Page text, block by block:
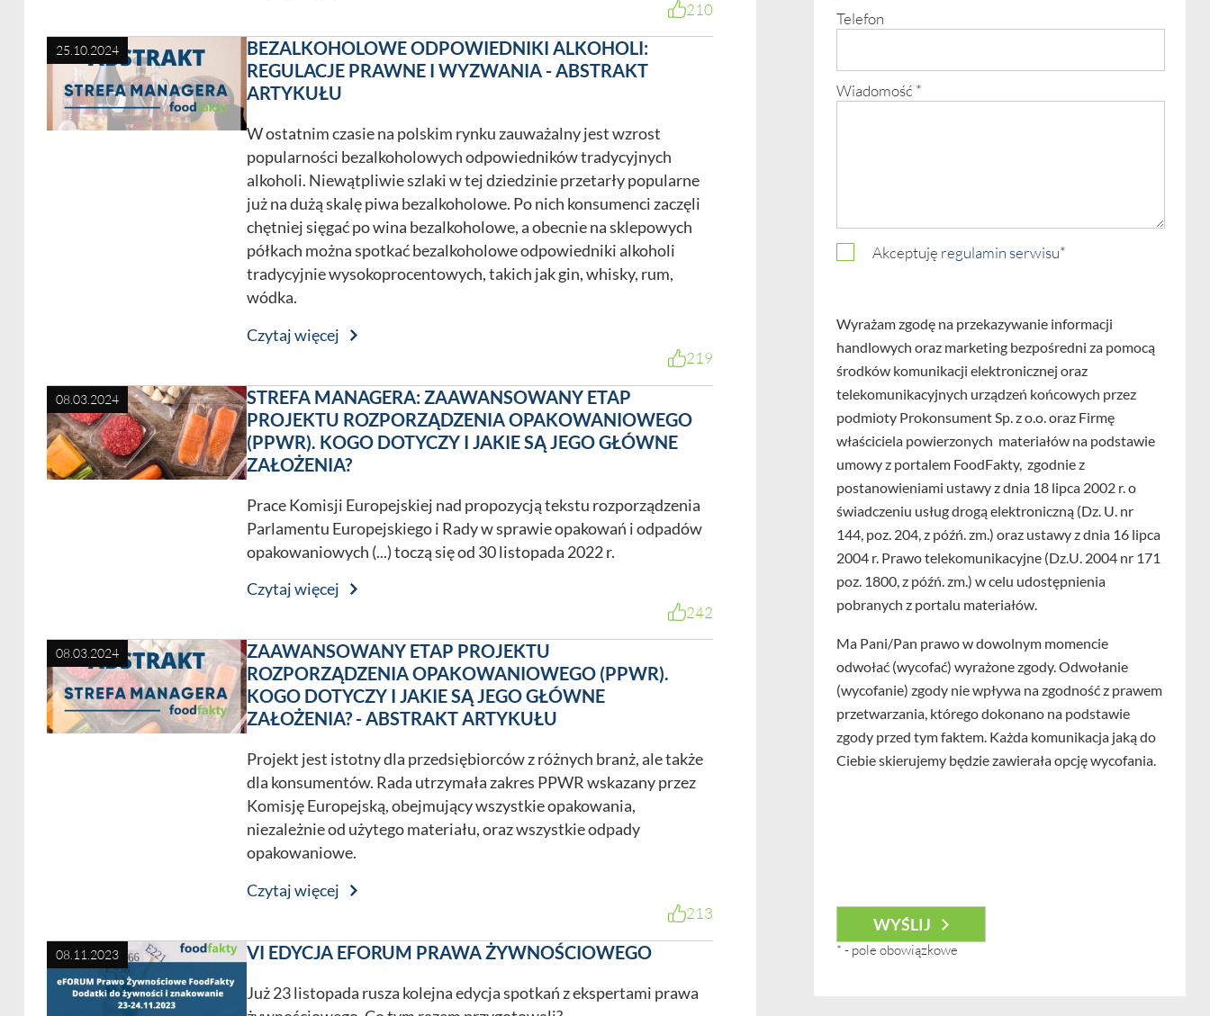
210
25.10.2024
BEZALKOHOLOWE ODPOWIEDNIKI ALKOHOLI:
REGULACJE PRAWNE I WYZWANIA - ABSTRAKT
ARTYKUŁU
W ostatnim czasie na polskim rynku zauważalny jest wzrost
popularności bezalkoholowych odpowiedników tradycyjnych
alkoholi. Niewątpliwie szlaki w tej dziedzinie przetarły popularne
już na dużą skalę piwa bezalkoholowe. Po nich konsumenci zaczęli
chętniej sięgać po wina bezalkoholowe, a obecnie na sklepowych
półkach można spotkać bezalkoholowe odpowiedniki alkoholi
tradycyjnie wysokoprocentowych, takich jak gin, whisky, rum,
wódka.
Czytaj więcej
219
08.03.2024
STREFA MANAGERA: ZAAWANSOWANY ETAP
PROJEKTU ROZPORZĄDZENIA OPAKOWANIOWEGO
(PPWR). KOGO DOTYCZY I JAKIE SĄ JEGO GŁÓWNE
ZAŁOŻENIA?
Prace Komisji Europejskiej nad propozycją tekstu rozporządzenia
Parlamentu Europejskiego i Rady w sprawie opakowań i odpadów
opakowaniowych (...) toczą się od 30 listopada 2022 r.
Czytaj więcej
242
08.03.2024
ZAAWANSOWANY ETAP PROJEKTU
ROZPORZĄDZENIA OPAKOWANIOWEGO (PPWR).
KOGO DOTYCZY I JAKIE SĄ JEGO GŁÓWNE
ZAŁOŻENIA? - ABSTRAKT ARTYKUŁU
Projekt jest istotny dla przedsiębiorców z różnych branż, ale także
dla konsumentów. Rada utrzymała zakres PPWR wskazany przez
Komisję Europejską, obejmujący wszystkie opakowania,
niezależnie od użytego materiału, oraz wszystkie odpady
opakowaniowe.
Czytaj więcej
213
08.11.2023 VI EDYCJA EFORUM PRAWA ŻYWNOŚCIOWEGO
Już 23 listopada rusza kolejna edycja spotkań z ekspertami prawa
Telefon
Wiadomość *
Akceptuję regulamin serwisu*
Wyrażam zgodę na przekazywanie informacji
handlowych oraz marketing bezpośredni za pomocą
środków komunikacji elektronicznej oraz
telekomunikacyjnych urządzeń końcowych przez
podmioty Prokonsument Sp. z o.o. oraz Firmę
właściciela powierzonych materiałów na podstawie
umowy z portalem FoodFakty, zgodnie z
postanowieniami ustawy z dnia 18 lipca 2002 r. o
świadczeniu usług drogą elektroniczną (Dz. U. nr
144, poz. 204, z późń. zm.) oraz ustawy z dnia 16 lipca
2004 r. Prawo telekomunikacyjne (Dz.U. 2004 nr 171
poz. 1800, z późń. zm.) w celu udostępnienia
pobranych z portalu materiałów.
Ma Pani/Pan prawo w dowolnym momencie
odwołać (wycofać) wyrażone zgody. Odwołanie
(wycofanie) zgody nie wpływa na zgodność z prawem
przetwarzania, którego dokonano na podstawie
zgody przed tym faktem. Każda komunikacja jaką do
Ciebie skierujemy będzie zawierała opcję wycofania.
* - pole obowiązkowe